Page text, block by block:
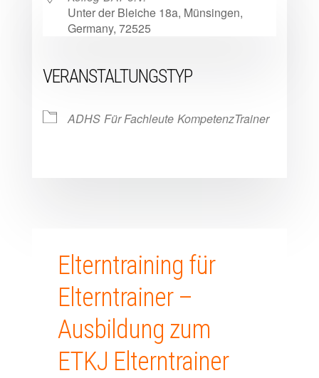
Unter der Bleiche 18a, Münsingen,
Germany, 72525
VERANSTALTUNGSTYP
ADHS Für Fachleute KompetenzTrainer
Elterntraining für
Elterntrainer –
Ausbildung zum
ETKJ Elterntrainer